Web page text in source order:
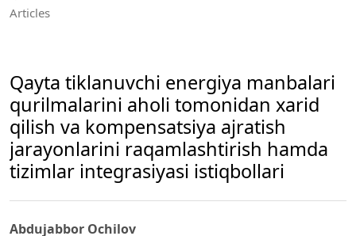
Articles
Qayta tiklanuvchi energiya manbalari
qurilmalarini aholi tomonidan xarid
qilish va kompensatsiya ajratish
jarayonlarini raqamlashtirish hamda
tizimlar integrasiyasi istiqbollari
Abdujabbor Ochilov